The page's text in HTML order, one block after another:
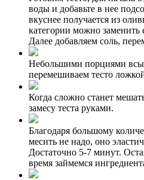
воды и добавьте в нее
вкуснее получается из
категории можно
Далее добавляем соль,
Небольшими порциями
перемешиваем тесто
Когда сложно станет
замесу теста руками.
Благодаря большому
месить не надо, оно
Достаточно 5-7 минут.
время займемся